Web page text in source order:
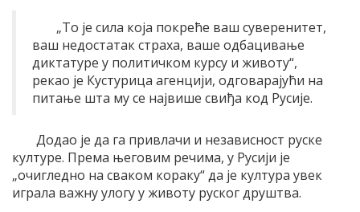
„То је сила која покреће ваш суверенитет,
ваш недостатак страха, ваше одбацивање
диктатуре у политичком курсу и животу“,
рекао је Кустурица агенцији, одговарајући на
питање шта му се највише свиђа код Русије.
Додао је да га привлачи и независност руске
културе. Према његовим речима, у Русији је
„очигледно на сваком кораку“ да је култура увек
играла важну улогу у животу руског друштва.